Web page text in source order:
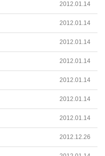
2012.01.14
2012.01.14
2012.01.14
2012.01.14
2012.01.14
2012.01.14
2012.01.14
2012.12.26